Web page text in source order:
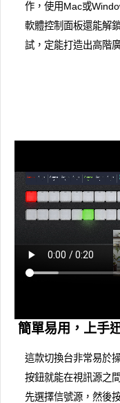
作，使用Mac或
軟體控制面板還能解
試，定能打造出高階
簡單易用，上手
這款切換台非常易於
按鈕就能在視訊源之
先選擇信號源，然後